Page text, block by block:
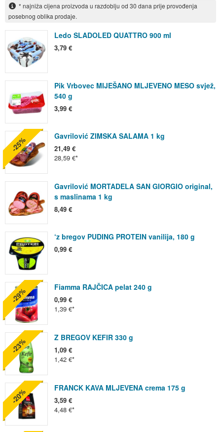
* najniža cijena proizvoda u razdoblju od 30 dana prije provođenja
posebnog oblika prodaje.
Ledo SLADOLED QUATTRO 900 ml
3,79 €
Pik Vrbovec MIJEŠANO MLJEVENO MESO svjež,
540 g
3,99 €
Gavrilović ZIMSKA SALAMA 1 kg
21,49 €
28,59 €
-25%
Gavrilović MORTADELA SAN GIORGIO original,
s maslinama 1 kg
8,49 €
‘z bregov PUDING PROTEIN vanilija, 180 g
0,99 €
Fiamma RAJČICA pelat 240 g
0,99 €
1,39 €
-29%
Z BREGOV KEFIR 330 g
1,09 €
1,42 €
-23%
FRANCK KAVA MLJEVENA crema 175 g
3,59 €
4,48 €
-20%